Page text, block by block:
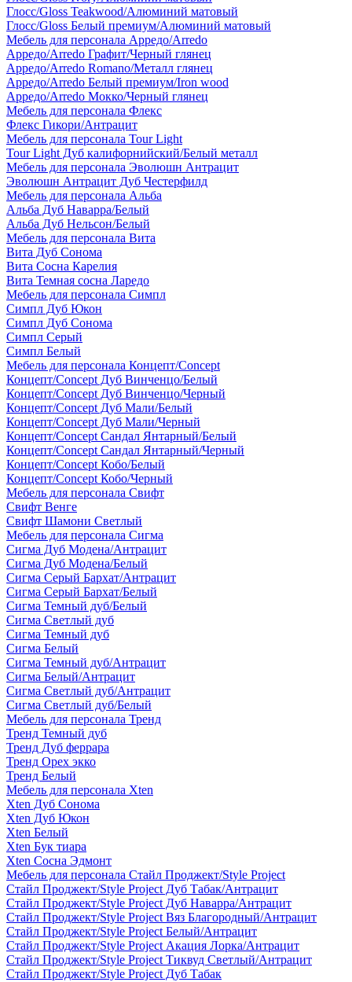
Глосс/Gloss Teakwood/Алюминий матовый
Глосс/Gloss Белый премиум/Алюминий матовый
Мебель для персонала Арредо/Arredo
Арредо/Arredo Графит/Черный глянец
Арредо/Arredo Romano/Металл глянец
Арредо/Arredo Белый премиум/Iron wood
Арредо/Arredo Мокко/Черный глянец
Мебель для персонала Флекс
Флекс Гикори/Антрацит
Мебель для персонала Tour Light
Tour Light Дуб калифорнийский/Белый металл
Мебель для персонала Эволюшн Антрацит
Эволюшн Антрацит Дуб Честерфилд
Мебель для персонала Альба
Альба Дуб Наварра/Белый
Альба Дуб Нельсон/Белый
Мебель для персонала Вита
Вита Дуб Сонома
Вита Сосна Карелия
Вита Темная сосна Ларедо
Мебель для персонала Симпл
Симпл Дуб Юкон
Симпл Дуб Сонома
Симпл Серый
Симпл Белый
Мебель для персонала Концепт/Concept
Концепт/Concept Дуб Винченцо/Белый
Концепт/Concept Дуб Винченцо/Черный
Концепт/Concept Дуб Мали/Белый
Концепт/Concept Дуб Мали/Черный
Концепт/Concept Сандал Янтарный/Белый
Концепт/Concept Сандал Янтарный/Черный
Концепт/Concept Кобо/Белый
Концепт/Concept Кобо/Черный
Мебель для персонала Свифт
Свифт Венге
Свифт Шамони Светлый
Мебель для персонала Сигма
Сигма Дуб Модена/Антрацит
Сигма Дуб Модена/Белый
Сигма Серый Бархат/Антрацит
Сигма Серый Бархат/Белый
Сигма Темный дуб/Белый
Сигма Светлый дуб
Сигма Темный дуб
Сигма Белый
Сигма Темный дуб/Антрацит
Сигма Белый/Антрацит
Сигма Светлый дуб/Антрацит
Сигма Светлый дуб/Белый
Мебель для персонала Тренд
Тренд Темный дуб
Тренд Дуб феррара
Тренд Орех экко
Тренд Белый
Мебель для персонала Xten
Xten Дуб Сонома
Xten Дуб Юкон
Xten Белый
Xten Бук тиара
Xten Сосна Эдмонт
Мебель для персонала Стайл Проджект/Style Project
Стайл Проджект/Style Project Дуб Табак/Антрацит
Стайл Проджект/Style Project Дуб Наварра/Антрацит
Стайл Проджект/Style Project Вяз Благородный/Антрацит
Стайл Проджект/Style Project Белый/Антрацит
Стайл Проджект/Style Project Акация Лорка/Антрацит
Стайл Проджект/Style Project Тиквуд Светлый/Антрацит
Стайл Проджект/Style Project Дуб Табак